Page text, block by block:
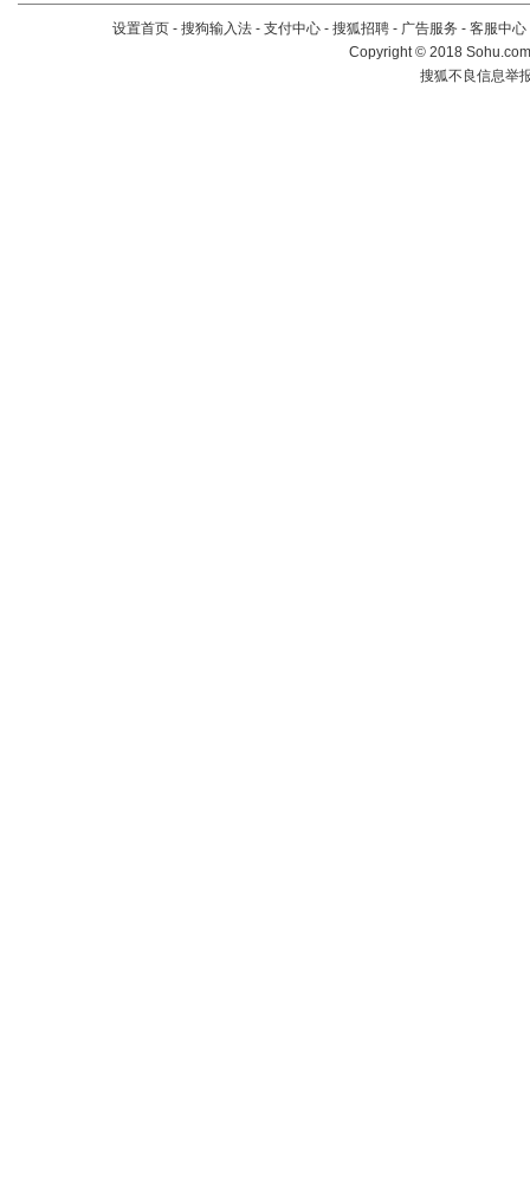
设置首页 - 搜狗输入法 - 支付中心 - 搜狐招聘 - 广告服务 - 客服中心
Copyright©2018
搜狐不良信息举